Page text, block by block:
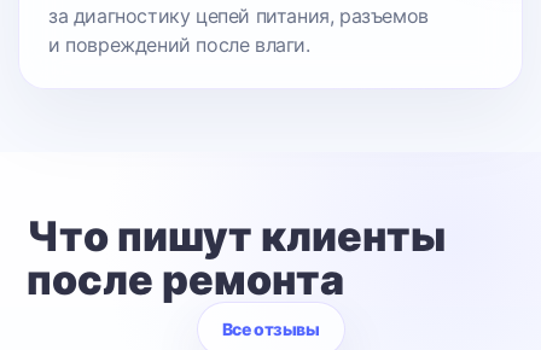
за диагностику цепей питания, разъемов
и повреждений после влаги.
Что пишут клиенты
после ремонта
Все отзывы